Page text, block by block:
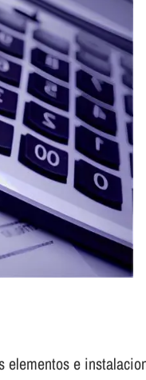
e